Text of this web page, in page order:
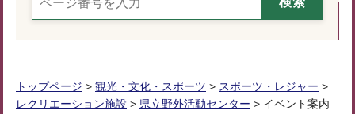
トップページ > 観光・文化・スポーツ > スポーツ・レジャー >
レクリエーション施設 > 県立野外活動センター > イベント案内